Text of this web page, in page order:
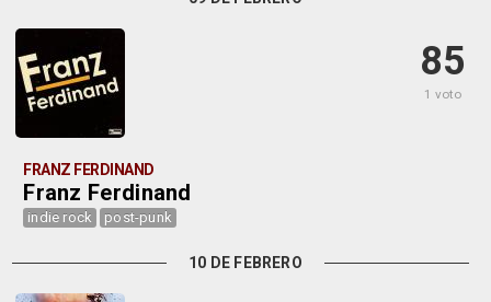
85
1 voto
FRANZ FERDINAND
Franz Ferdinand
indie rock post-punk
10 DE FEBRERO